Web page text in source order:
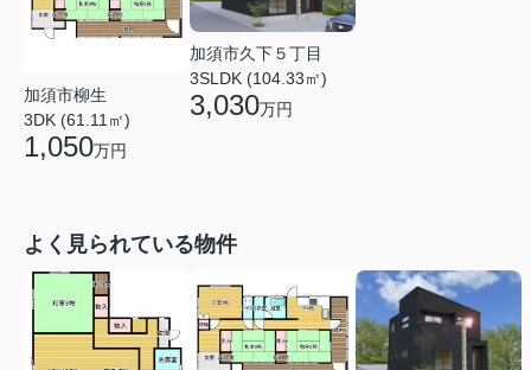
加須市柳生
3DK (61.11㎡)
1,050万円
加須市久下５丁目
3SLDK (104.33㎡)
3,030万円
よく見られている物件